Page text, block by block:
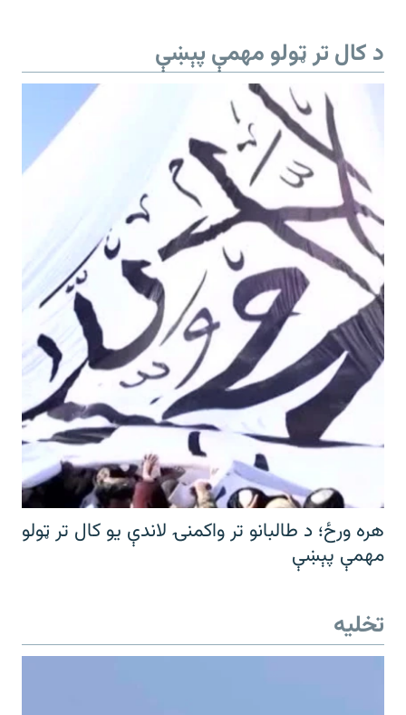
د کال تر ټولو مهمې پېښې
هره ورځ؛ د طالبانو تر واکمنۍ لاندې یو کال تر ټولو
مهمې پېښې
تخلیه